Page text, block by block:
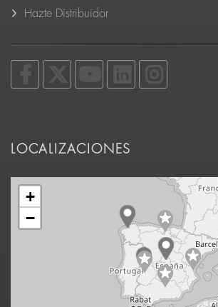
Hazte Distribuidor
LOCALIZACIONES
+
−